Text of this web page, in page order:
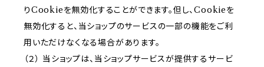
りCookieを無効化することができます。但し、Cookieを
無効化すると、当ショップのサービスの一部の機能をご利
用いただけなくなる場合があります。
（２） 当ショップは、当ショップサービスが提供するサービ